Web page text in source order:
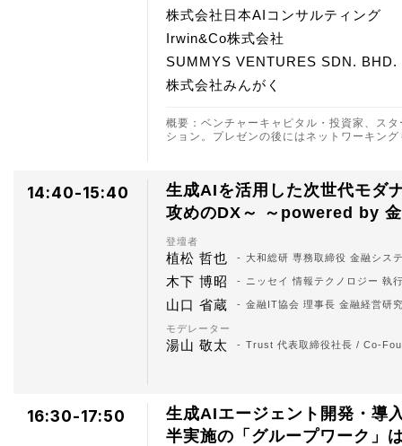
株式会社日本AIコンサルティング
Irwin&Co株式会社
SUMMYS VENTURES SDN. BHD.
株式会社みんがく
概要：ベンチャーキャピタル・投資家、ス
ション。プレゼンの後にはネットワーキング
14:40-15:40
生成AIを活用した次世代モダ
攻めのDX～ ～powered by
登壇者
植松 哲也 大和総研 専務取締役 金融シス
木下 博昭 ニッセイ 情報テクノロジー 執
山口 省蔵 金融IT協会 理事長 金融経営研
モデレーター
湯山 敬太 Trust 代表取締役社長 / Co-
16:30-17:50
生成AIエージェント開発・
半実施の「グループワーク」